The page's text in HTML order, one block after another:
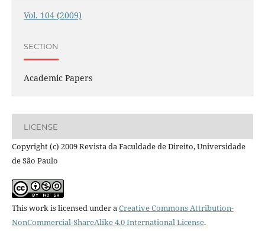
Vol. 104 (2009)
SECTION
Academic Papers
LICENSE
Copyright (c) 2009 Revista da Faculdade de Direito, Universidade
de São Paulo
This work is licensed under aCreative Commons Attribution-
NonCommercial-ShareAlike 4.0 International License.